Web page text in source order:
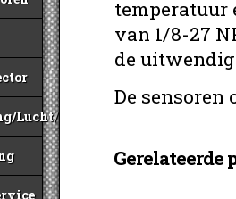
Lucht/Benzine
temperatuur
van 1/8-27
de
De sensoren
Gerelateerde